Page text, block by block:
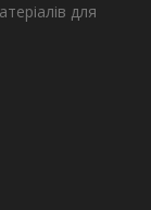
для